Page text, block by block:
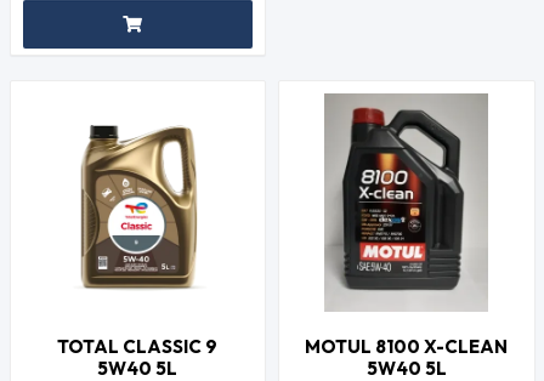
TOTAL CLASSIC 9
5W40 5L
MOTUL 8100 X-CLEAN
5W40 5L